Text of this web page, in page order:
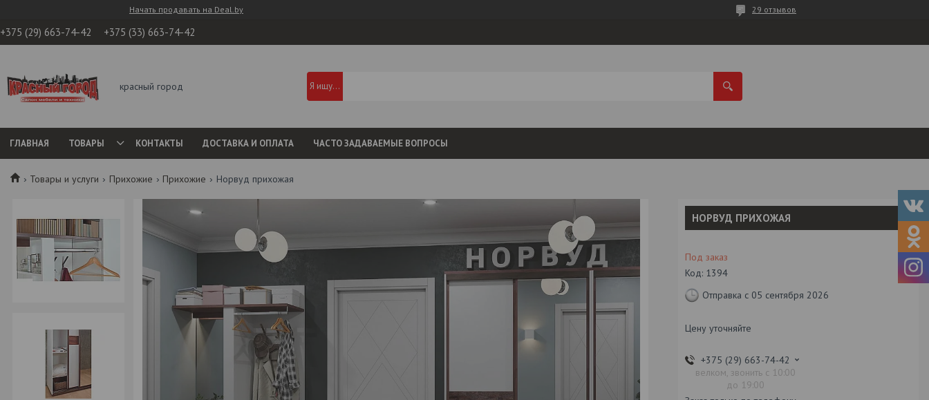
Начать продавать на Deal.by 29 отзывов
+375 (29) 663-74-42 +375 (33) 663-74-42
красный город
ГЛАВНАЯ ТОВАРЫ КОНТАКТЫ ДОСТАВКА И ОПЛАТА ЧАСТО ЗАДАВАЕМЫЕ ВОПРОСЫ
Товары и услуги Прихожие Прихожие Норвуд прихожая
НОРВУД ПРИХОЖАЯ
Под заказ
Код: 1394
Отправка с 05 сентября 2026
Цену уточняйте
+375 (29) 663-74-42
велком, звонить с 10:00
до 19:00